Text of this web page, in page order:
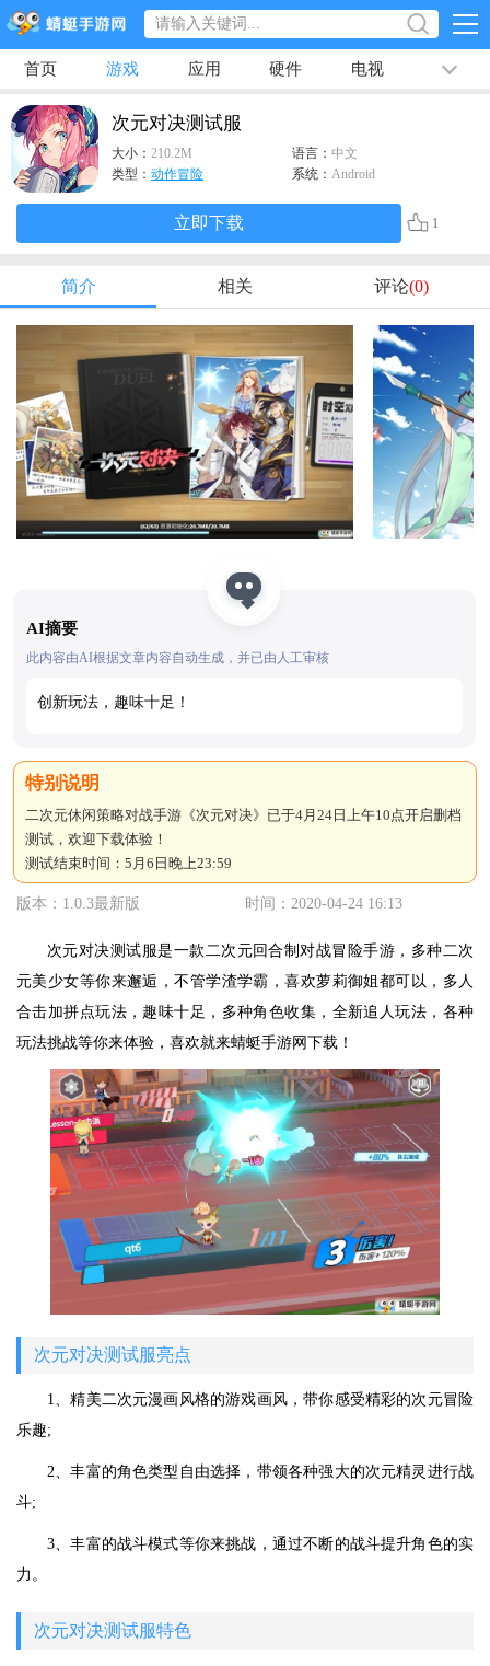
首页 游戏 应用 硬件 电视 排行榜
专题
次元对决测试服
大小： 210.2M 语言： 中文
类型： 动作冒险 系统： Android
立即下载 1
简介 相关 评论(0)
AI摘要
此内容由AI根据文章内容自动生成，并已由人工审核
创新玩法，趣味十足！
二次元休闲策略对战手游《次元对决》已于4月24日上午10点开启删档
测试，欢迎下载体验！
测试结束时间：5月6日晚上23:59
版本：1.0.3最新版 时间：2020-04-24 16:13
次元对决测试服是一款二次元回合制对战冒险手游，多种二次
元美少女等你来邂逅，不管学渣学霸，喜欢萝莉御姐都可以，多人
合击加拼点玩法，趣味十足，多种角色收集，全新追人玩法，各种
玩法挑战等你来体验，喜欢就来蜻蜓手游网下载！
次元对决测试服亮点
1、精美二次元漫画风格的游戏画风，带你感受精彩的次元冒险
乐趣;
2、丰富的角色类型自由选择，带领各种强大的次元精灵进行战
斗;
3、丰富的战斗模式等你来挑战，通过不断的战斗提升角色的实
力。
次元对决测试服特色